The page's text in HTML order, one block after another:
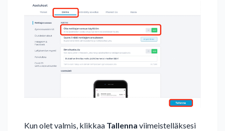
Kun olet valmis, klikkaa Tallenna viimeistelläksesi